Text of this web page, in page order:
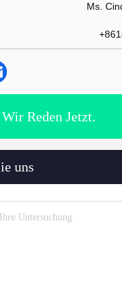
Ms.
Wir Reden Jetzt.
uns